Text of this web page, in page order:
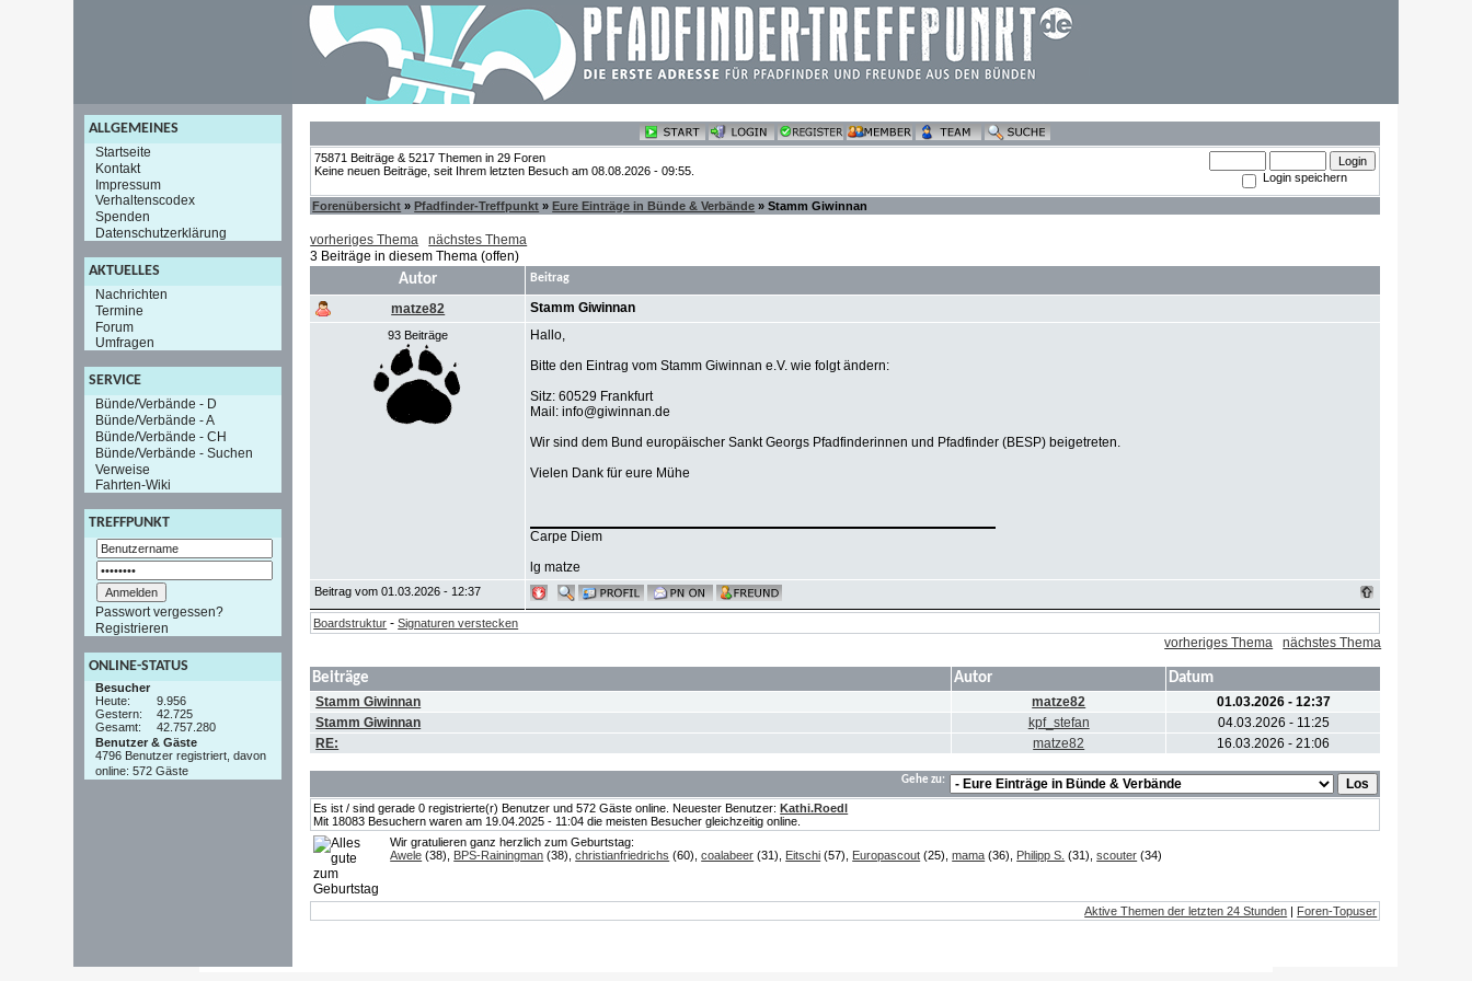
ALLGEMEINES
Startseite
Kontakt
Impressum
Verhaltenscodex
Spenden
Datenschutzerklärung
AKTUELLES
Nachrichten
Termine
Forum
Umfragen
SERVICE
Bünde/Verbände - D
Bünde/Verbände - A
Bünde/Verbände - CH
Bünde/Verbände - Suchen
Verweise
Fahrten-Wiki
TREFFPUNKT
Passwort vergessen?
Registrieren
ONLINE-STATUS
Besucher
Heute:
9.956
Gestern:
42.725
Gesamt:
42.757.280
Benutzer & Gäste
4796 Benutzer registriert, davon
online: 572 Gäste
75871 Beiträge & 5217 Themen in 29 Foren
Keine neuen Beiträge, seit Ihrem letzten Besuch am 08.08.2026 - 09:55.
Login speichern
Forenübersicht »Pfadfinder-Treffpunkt »Eure Einträge in Bünde & Verbände » Stamm Giwinnan
vorheriges Thema
nächstes Thema
3 Beiträge in diesem Thema (offen)
Autor Beitrag
matze82 Stamm Giwinnan
93 Beiträge
Hallo,
Bitte den Eintrag vom Stamm Giwinnan e.V. wie folgt ändern:
Sitz: 60529 Frankfurt
Mail: info@giwinnan.de
Wir sind dem Bund europäischer Sankt Georgs Pfadfinderinnen und Pfadfinder (BESP) beigetreten.
Vielen Dank für eure Mühe
Carpe Diem
lg matze
Beitrag vom 01.03.2026 - 12:37
Boardstruktur -Signaturen verstecken
vorheriges Thema nächstes Thema
Beiträge Autor Datum
Stamm Giwinnan matze82
01.03.2026 - 12:37
Stamm Giwinnan
kpf_stefan
04.03.2026 - 11:25
RE:
matze82 16.03.2026 - 21:06
Gehe zu:
Es ist / sind gerade 0 registrierte(r) Benutzer und 572 Gäste online. Neuester Benutzer:Kathi.Roedl
Mit 18083 Besuchern waren am 19.04.2025 - 11:04 die meisten Besucher gleichzeitig online.
Wir gratulieren ganz herzlich zum Geburtstag:
Awele (38), BPS-Rainingman (38),christianfriedrichs (60),coalabeer (31), Eitschi (57), Europascout (25),mama (36), Philipp S. (31),scouter (34)
Aktive Themen der letzten 24 Stunden | Foren-Topuser